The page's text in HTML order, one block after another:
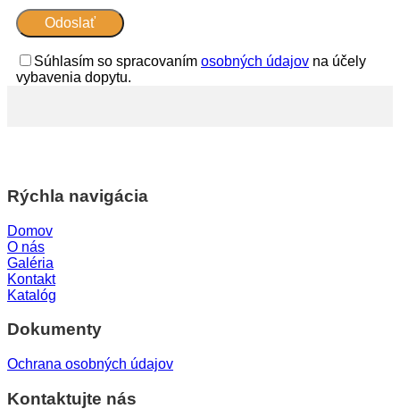
Súhlasím so spracovaním osobných údajov na účely
vybavenia dopytu.
Rýchla navigácia
Domov
O nás
Galéria
Kontakt
Katalóg
Dokumenty
Ochrana osobných údajov
Kontaktujte nás